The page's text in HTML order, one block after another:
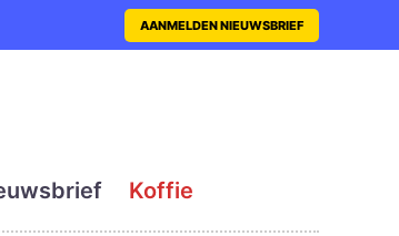
en
AANMELDEN NIEUWSBRIEF
Koffie